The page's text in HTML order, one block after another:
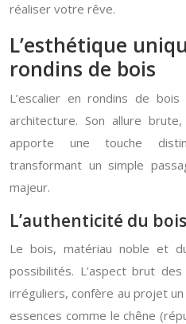
réaliser votre rêve.
L’esthétique
rondins de bois
L’escalier en rondins de
architecture. Son allure
apporte une touche
transformant un simple
majeur.
L’authenticité du
Le bois, matériau noble et
possibilités. L’aspect brut
irréguliers, confère au projet
essences comme le chêne